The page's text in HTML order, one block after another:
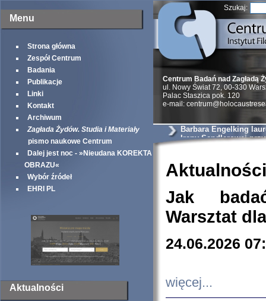
Menu
Strona główna
Zespół Centrum
Badania
Publikacje
Linki
Kontakt
Archiwum
Zagłada Żydów. Studia i Materiały
pismo naukowe Centrum
Dalej jest noc - »Nieudana KOREKTA
OBRAZU«
Wybór źródeł
EHRI PL
Aktualności
Szukaj:
Centrum Badań nad Zagładą
ul. Nowy Świat 72, 00-330
Palac Staszica pok. 120
e-mail:
Barbara Engelking
Ireny Sendlerowej
Aktualności
Jak
Warsztat
24.06.2026
więcej...